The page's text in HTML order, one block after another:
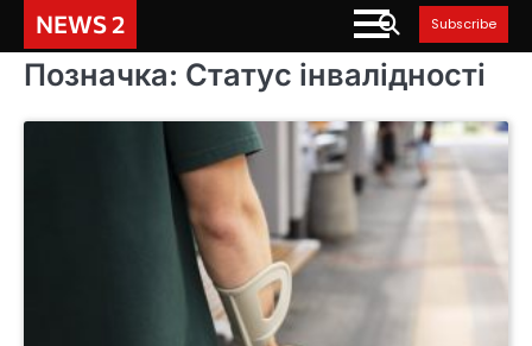
content
NEWS 2 Subscribe
Позначка: Статус інвалідності